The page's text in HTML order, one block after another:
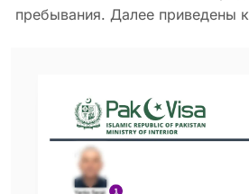
пребывания. Далее приведены